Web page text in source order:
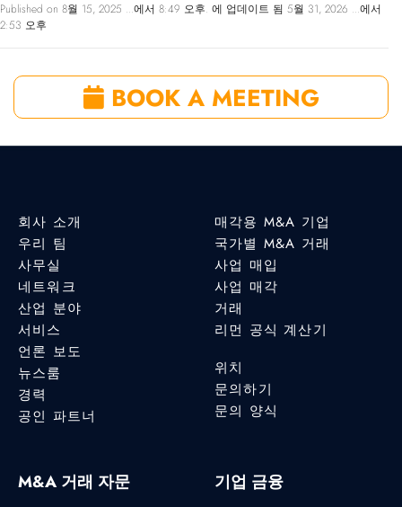
Published on 8월 15, 2025 ...에서 8:49 오후. 에 업데이트 됨 5월 31, 2026 ...에서
2:53 오후
BOOK A MEETING
회사 소개
우리 팀
사무실
네트워크
산업 분야
서비스
언론 보도
뉴스룸
경력
공인 파트너
매각용 M&A 기업
국가별 M&A 거래
사업 매입
사업 매각
거래
리먼 공식 계산기
위치
문의하기
문의 양식
M&A 거래 자문 기업 금융